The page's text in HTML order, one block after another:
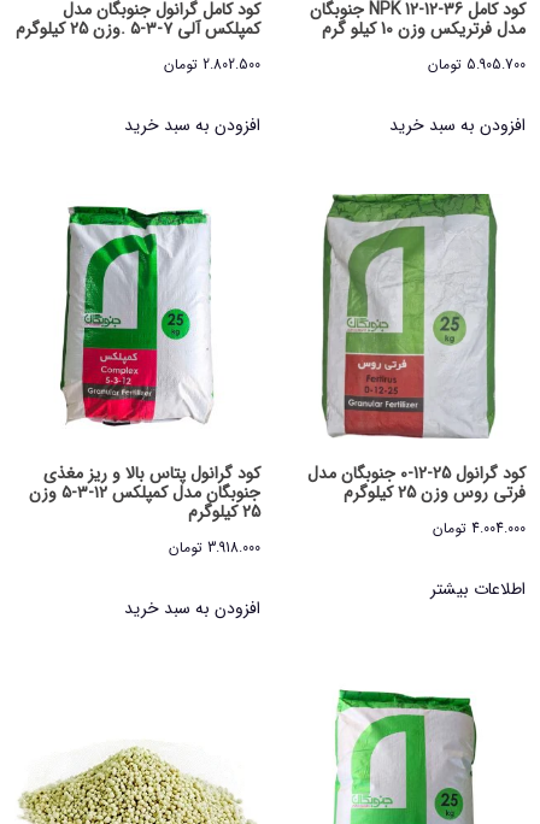
کود کامل 36-12-12 NPK جنوبگان
مدل فرتریکس وزن 10 کیلو گرم
5.905.700 تومان
افزودن به سبد خرید
کود کامل گرانول جنوبگان مدل
کمپلکس آلی ۷-۳-۵ .وزن 25 کیلوگرم
2.802.500 تومان
افزودن به سبد خرید
کود گرانول 25-12-0 جنوبگان مدل
فرتی روس وزن 25 کیلوگرم
4.004.000 تومان
اطلاعات بیشتر
کود گرانول پتاس بالا و ریز مغذی
جنوبگان مدل کمپلکس ۱۲-۳-۵ وزن
25 کیلوگرم
3.918.000 تومان
افزودن به سبد خرید